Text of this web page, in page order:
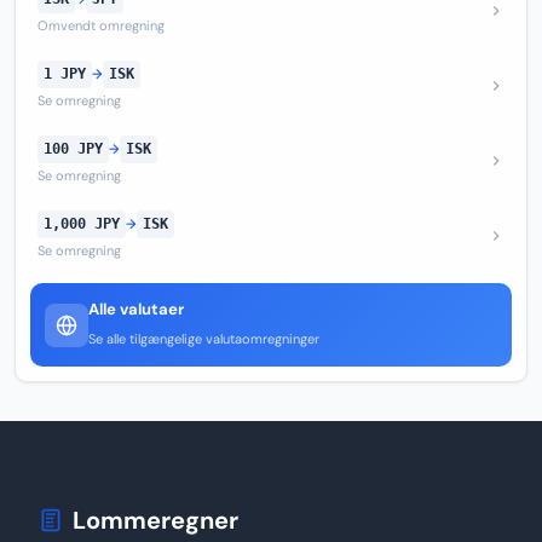
Omvendt omregning
1 JPY → ISK
Se omregning
100 JPY → ISK
Se omregning
1,000 JPY → ISK
Se omregning
Alle valutaer
Se alle tilgængelige valutaomregninger
Lommeregner